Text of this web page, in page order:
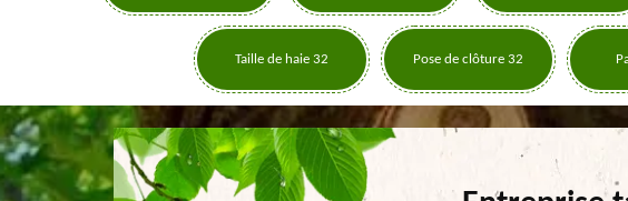
Taille de haie 32 Pose de clôture 32